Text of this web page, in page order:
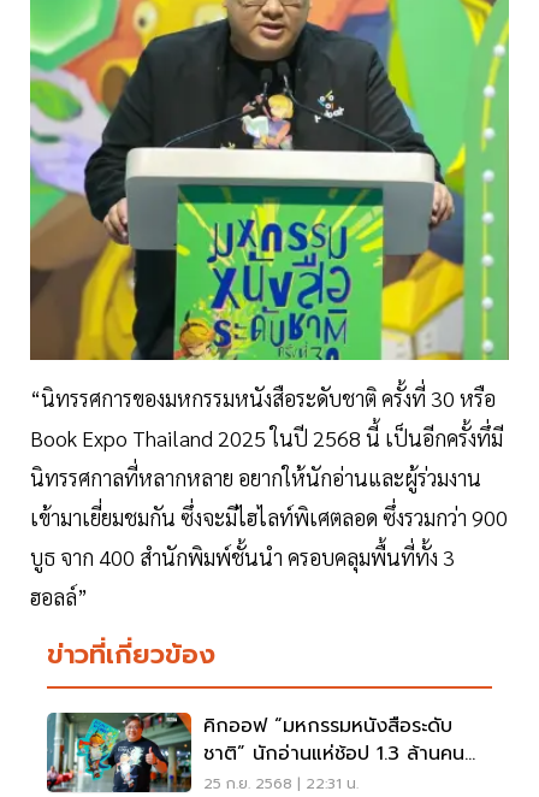
“นิทรรศการของมหกรรมหนังสือระดับชาติ ครั้งที่ 30 หรือ
Book Expo Thailand 2025 ในปี 2568 นี้ เป็นอีกครั้งทึ่มี
นิทรรศกาลที่หลากหลาย อยากให้นักอ่านและผู้ร่วมงาน
เข้ามาเยี่ยมชมกัน ซึ่งจะมีไฮไลท์พิเศตลอด ซึ่งรวมกว่า 900
บูธ จาก 400 สำนักพิมพ์ชั้นนำ ครอบคลุมพื้นที่ทั้ง 3
ฮอลล์”
ข่าวที่เกี่ยวข้อง
คิกออฟ “มหกรรมหนังสือระดับ
ชาติ” นักอ่านแห่ช้อป 1.3 ล้านคน
เงินสะพัดกว่า 400 ล้านบาท
25 ก.ย. 2568 | 22:31 น.